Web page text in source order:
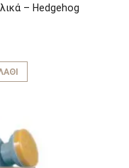
– Hedgehog